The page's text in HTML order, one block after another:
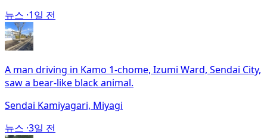
뉴스 ·1일 전
A man driving in Kamo 1-chome, Izumi Ward, Sendai City,
saw a bear-like black animal.
Sendai Kamiyagari, Miyagi
뉴스 ·3일 전